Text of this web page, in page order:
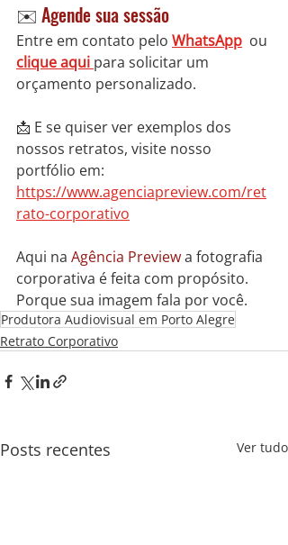
✉️ Agende sua sessão
Entre em contato pelo WhatsApp ou
clique aqui para solicitar um
orçamento personalizado.
📩 E se quiser ver exemplos dos
nossos retratos, visite nosso
portfólio em:
https://www.agenciapreview.com/ret
rato-corporativo
Aqui na Agência Preview a fotografia
corporativa é feita com propósito.
Porque sua imagem fala por você.
Produtora Audiovisual em Porto Alegre
Retrato Corporativo
Posts recentes Ver tudo